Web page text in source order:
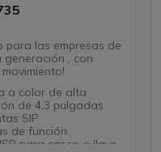
para las empresas de
generación , con
a color de alta
de 4,3 pulgadas
SIP
de función
para casco o llave